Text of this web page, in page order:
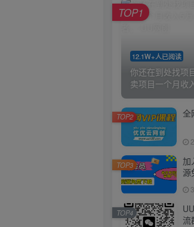
12.1W+人已阅读
你还在到处找项
卖项目一个月收
TOP1
全
TOP2
加
源
TOP3
流
TOP4